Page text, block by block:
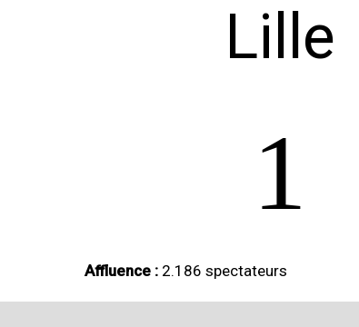
Lille
1
Affluence : 2.186 spectateurs